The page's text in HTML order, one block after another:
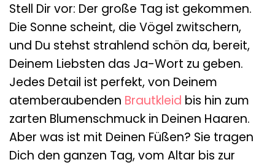
Stell Dir vor: Der große Tag ist gekommen.
Die Sonne scheint, die Vögel zwitschern,
und Du stehst strahlend schön da, bereit,
Deinem Liebsten das Ja-Wort zu geben.
Jedes Detail ist perfekt, von Deinem
atemberaubenden Brautkleid bis hin zum
zarten Blumenschmuck in Deinen Haaren.
Aber was ist mit Deinen Füßen? Sie tragen
Dich den ganzen Tag, vom Altar bis zur